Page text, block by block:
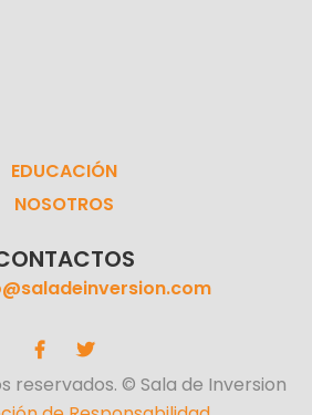
EDUCACIÓN
NOSOTROS
reservados. © Sala de Inversion